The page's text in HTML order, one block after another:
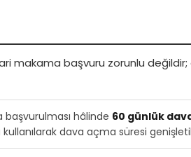
makama başvuru zorunlu
başvurulması hâlinde 60 günlük
dava açma süresi